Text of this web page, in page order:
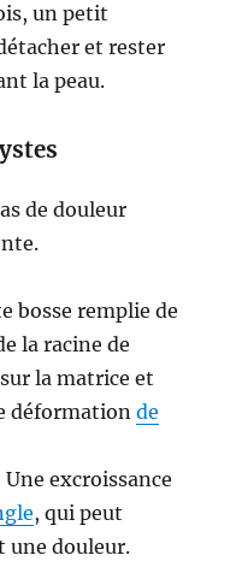
un petit
et rester
la peau.
de douleur
bosse remplie de
la racine de
la matrice et
déformationde
Une excroissance
, qui peut
une douleur.